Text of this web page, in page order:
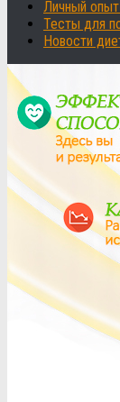
Личный
Тесты для
Новости